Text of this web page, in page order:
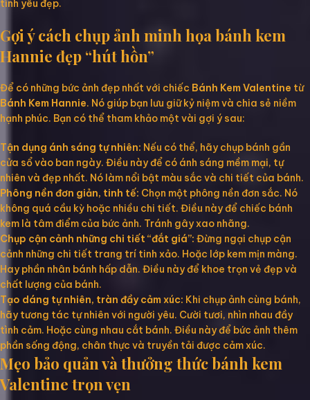
tình yêu đẹp.
Gợi ý cách chụp ảnh minh họa bánh kem
Hannie đẹp “hút hồn”
Để có những bức ảnh đẹp nhất với chiếc Bánh Kem Valentine từ
Bánh Kem Hannie. Nó giúp bạn lưu giữ kỷ niệm và chia sẻ niềm
hạnh phúc. Bạn có thể tham khảo một vài gợi ý sau:
Tận dụng ánh sáng tự nhiên: Nếu có thể, hãy chụp bánh gần
cửa sổ vào ban ngày. Điều này để có ánh sáng mềm mại, tự
nhiên và đẹp nhất. Nó làm nổi bật màu sắc và chi tiết của bánh.
Phông nền đơn giản, tinh tế: Chọn một phông nền đơn sắc. Nó
không quá cầu kỳ hoặc nhiều chi tiết. Điều này để chiếc bánh
kem là tâm điểm của bức ảnh. Tránh gây xao nhãng.
Chụp cận cảnh những chi tiết “đắt giá”: Đừng ngại chụp cận
cảnh những chi tiết trang trí tinh xảo. Hoặc lớp kem mịn màng.
Hay phần nhân bánh hấp dẫn. Điều này để khoe trọn vẻ đẹp và
chất lượng của bánh.
Tạo dáng tự nhiên, tràn đầy cảm xúc: Khi chụp ảnh cùng bánh,
hãy tương tác tự nhiên với người yêu. Cười tươi, nhìn nhau đầy
tình cảm. Hoặc cùng nhau cắt bánh. Điều này để bức ảnh thêm
phần sống động, chân thực và truyền tải được cảm xúc.
Mẹo bảo quản và thưởng thức bánh kem
Valentine trọn vẹn